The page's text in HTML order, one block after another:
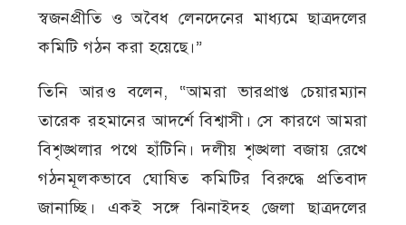
স্বজনপ্রীতি ও অবৈধ লেনদেনের মাধ্যমে ছাত্রদলের
কমিটি গঠন করা হয়েছে।”
তিনি আরও বলেন, “আমরা ভারপ্রাপ্ত চেয়ারম্যান
তারেক রহমানের আদর্শে বিশ্বাসী। সে কারণে আমরা
বিশৃঙ্খলার পথে হাঁটিনি। দলীয় শৃঙ্খলা বজায় রেখে
গঠনমূলকভাবে ঘোষিত কমিটির বিরুদ্ধে প্রতিবাদ
জানাচ্ছি। একই সঙ্গে ঝিনাইদহ জেলা ছাত্রদলের